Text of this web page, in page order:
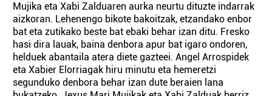
Mujika eta Xabi Zalduaren aurka neurtu dituzte indarrak
aizkoran. Lehenengo bikote bakoitzak, etzandako enbor
bat eta zutikako beste bat ebaki behar izan ditu. Fresko
hasi dira lauak, baina denbora apur bat igaro ondoren,
helduek abantaila atera diete gazteei. Angel Arrospidek
eta Xabier Elorriagak hiru minutu eta hemeretzi
segunduko denbora behar izan dute beraien lana